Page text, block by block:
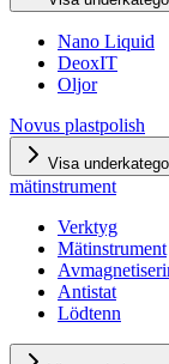
Nano Liquid
DeoxIT
Oljor
Novus plastpolish
Visa
mätinstrument
Verktyg
Mätinstrument
Antistat
Lödtenn